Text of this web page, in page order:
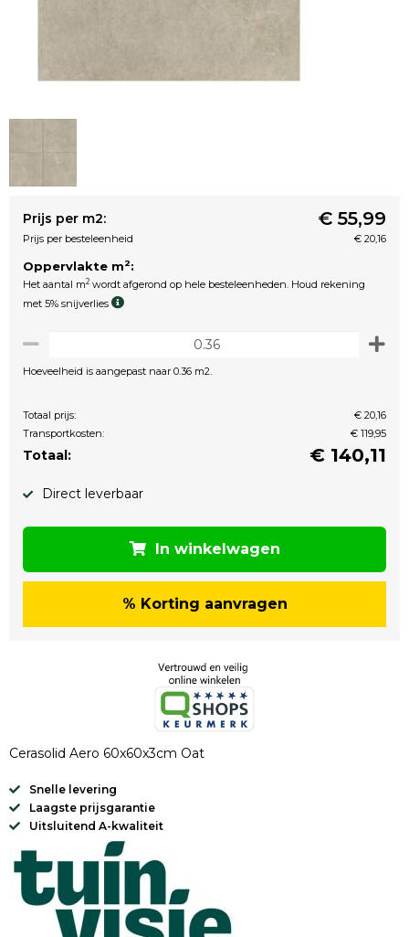
Prijs per m2: € 55,99
Prijs per besteleenheid € 20,16
Oppervlakte m2:
Het aantal m2 wordt afgerond op hele besteleenheden. Houd rekening
met 5% snijverlies
Hoeveelheid is aangepast naar 0.36 m2.
Totaal prijs:
€ 20,16
Transportkosten:
€ 119,95
Totaal: € 140,11
Direct leverbaar
In winkelwagen
% Korting aanvragen
Cerasolid Aero 60x60x3cm Oat
Snelle levering
Laagste prijsgarantie
Uitsluitend A-kwaliteit